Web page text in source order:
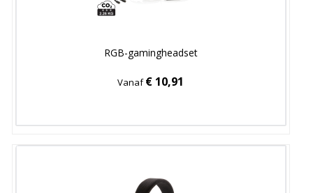
RGB-gamingheadset
Vanaf€ 10,91